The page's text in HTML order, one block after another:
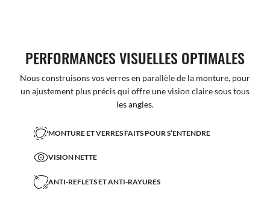
PERFORMANCES VISUELLES OPTIMALES
Nous construisons vos verres en parallèle de la monture, pour
un ajustement plus précis qui offre une vision claire sous tous
les angles.
MONTURE ET VERRES FAITS POUR S’ENTENDRE
VISION NETTE
ANTI-REFLETS ET ANTI-RAYURES